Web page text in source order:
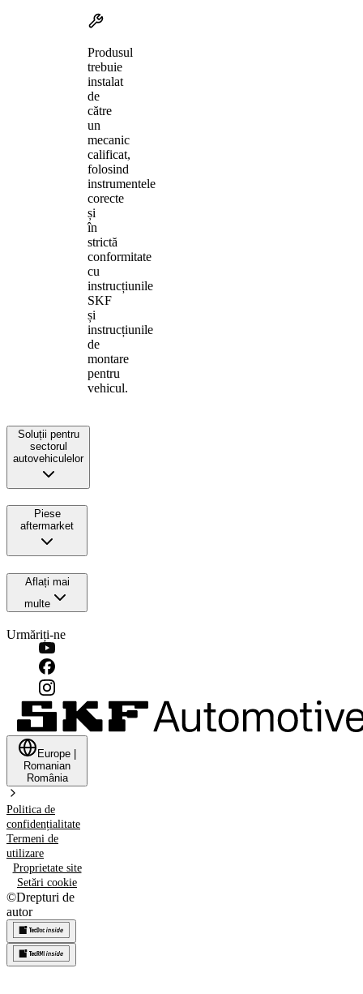
Produsul
trebuie
instalat
de
către
un
mecanic
calificat,
folosind
instrumentele
corecte
și
în
strictă
conformitate
cu
instrucțiunile
SKF
și
instrucțiunile
de
montare
pentru
vehicul.
Soluții pentru
sectorul
autovehiculelor
Piese
aftermarket
Aflați mai
multe
Urmăriți-ne
Europe
Romanian
România
Politica de
confidențialitate
Termeni de
utilizare
Proprietate site
Setări cookie
©Drepturi de
autor